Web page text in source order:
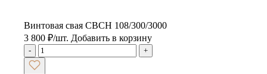
Винтовая свая CBCH 108/300/3000
3 800 ₽/шт. Добавить в корзину
- +